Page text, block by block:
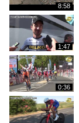
8:58
1:47
0:36